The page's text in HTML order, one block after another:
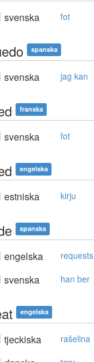
svenska fot
spanska
svenska jag kan
franska
svenska fot
engelska
estniska kirju
spanska
engelska requests
svenska han ber
engelska
tjeckiska rašelina